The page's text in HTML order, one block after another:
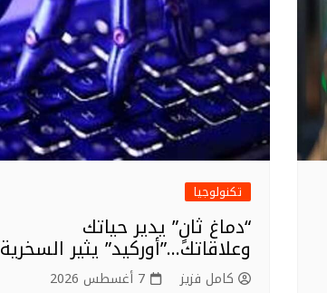
تكنولوجيا
“دماغ ثانٍ” يدير حياتك
وعلاقاتك…”أوركيد” يثير السخرية
كامل فزيز 7 أغسطس 2026